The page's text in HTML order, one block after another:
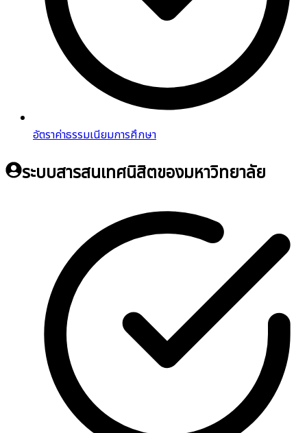
อัตราค่าธรรมเนียมการศึกษา
ระบบสารสนเทศนิสิตของมหาวิทยาลัย